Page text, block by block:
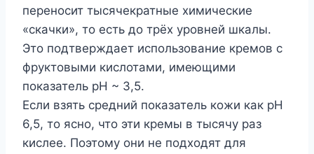
переносит тысячекратные химические
«скачки», то есть до трёх уровней шкалы.
Это подтверждает использование кремов с
фруктовыми кислотами, имеющими
показатель рН ~ 3,5.
Если взять средний показатель кожи как рН
6,5, то ясно, что эти кремы в тысячу раз
кислее. Поэтому они не подходят для